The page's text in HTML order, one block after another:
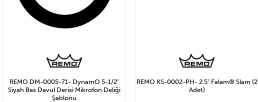
REMO DM-0005-71- DynamO 5-1/2"
Siyah Bas Davul Derisi Mikrofon Deliği
Şablonu
REMO KS-0002-PH- 2.5" Falam® Slam (2
Adet)